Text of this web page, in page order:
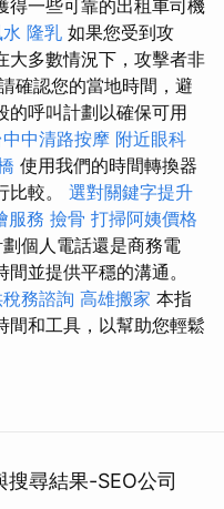
得一些可靠的出租車司機
隆乳 如果您受到攻
大多數情況下，攻擊者非
確認您的當地時間，避
的呼叫計劃以確保可用
中中清路按摩 附近眼科
使用我們的時間轉換器
比較。 選對關鍵字提升
服務 撿骨 打掃阿姨價格
個人電話還是商務電
並提供平穩的溝通。
務諮詢 高雄搬家 本指
間和工具，以幫助您輕鬆
尋結果-SEO公司